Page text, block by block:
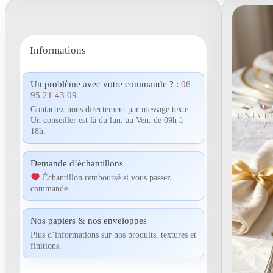
Informations
Un problème avec votre commande ? : 06
95 21 43 09
Contactez-nous directement par message texte.
Un conseiller est là du lun. au Ven. de 09h à
18h.
Demande d’échantillons
Échantillon remboursé si vous passez
commande.
Nos papiers & nos enveloppes
Plus d’informations sur nos produits, textures et
finitions.